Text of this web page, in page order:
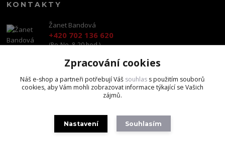
KONTAKTY
Žanet Bandová
+420 702 136 620
(Po-Ne, 8-20 hod.)
shop@brandscapital.cz
Zpracování cookies
Náš e-shop a partneři potřebují Váš souhlas s použitím souborů
cookies, aby Vám mohli zobrazovat informace týkající se Vašich
zájmů.
Nastavení Souhlasím